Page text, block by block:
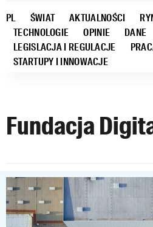
PL ŚWIAT AKTUALNOŚCI
TECHNOLOGIE
OPINIE
DANE
LEGISLACJA I REGULACJE
STARTUPY I INNOWACJE
Fundacja